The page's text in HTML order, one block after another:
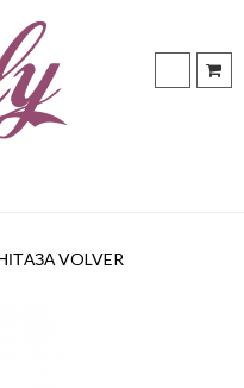
VOLVER